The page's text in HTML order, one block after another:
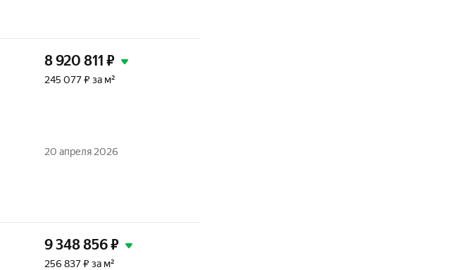
8 920 811 ₽
245 077 ₽ за м²
20 апреля 2026
9 348 856₽
256 837 ₽ за м²